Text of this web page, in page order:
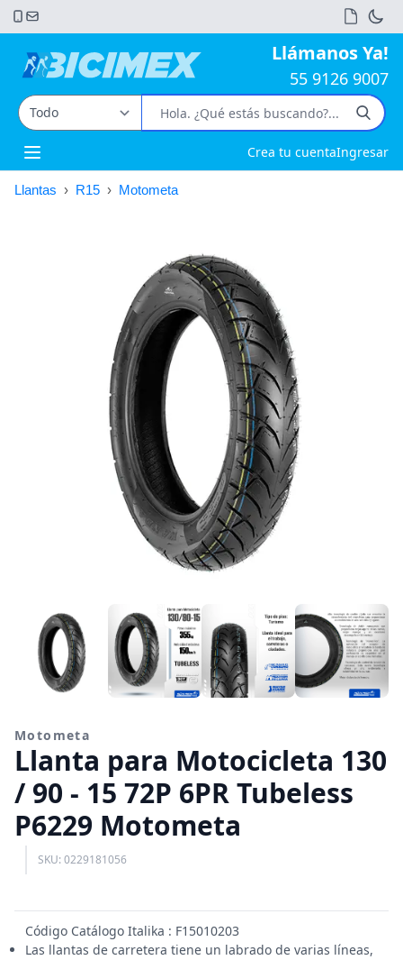
Llámanos Ya!
55 9126 9007
Open main menu Crea tu cuentaIngresar
Llantas › R15 › Motometa
Motometa
Llanta para Motocicleta 130
/ 90 - 15 72P 6PR Tubeless
P6229 Motometa
SKU: 0229181056
Código Catálogo Italika : F15010203
Las llantas de carretera tiene un labrado de varias líneas,